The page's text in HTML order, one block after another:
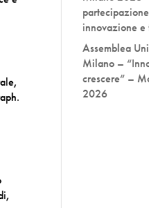
innovazione e
Assemblea
Milano –
crescere” –
2026